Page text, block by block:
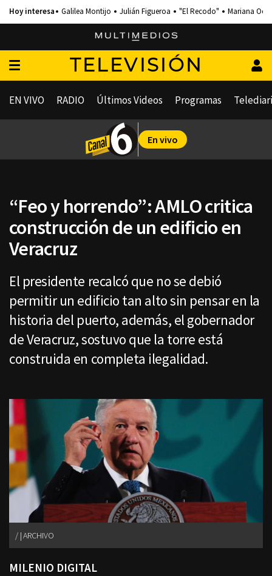
Galilea Montijo Julián Figueroa "El Recodo" Mariana
TELEVISIÓN
EN VIVO RADIO Últimos Videos Programas
En vivo
“Feo y horrendo”: AMLO critica
construcción de un edificio en
Veracruz
El presidente recalcó que no se debió
permitir un edificio tan alto sin pensar en la
historia del puerto, además, el gobernador
de Veracruz, sostuvo que la torre está
construida en completa ilegalidad.
| ARCHIVO
MILENIO DIGITAL